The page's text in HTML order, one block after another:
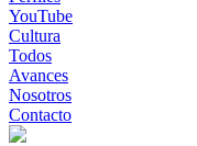
YouTube
Cultura
Todos
Avances
Nosotros
Contacto